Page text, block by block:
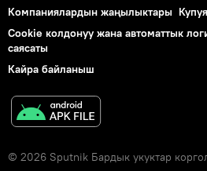
Компаниялардын жаңылыктары
Cookie колдонуу жана автоматтык
саясаты
Кайра байланыш
© 2026 Sputnik Бардык укуктар